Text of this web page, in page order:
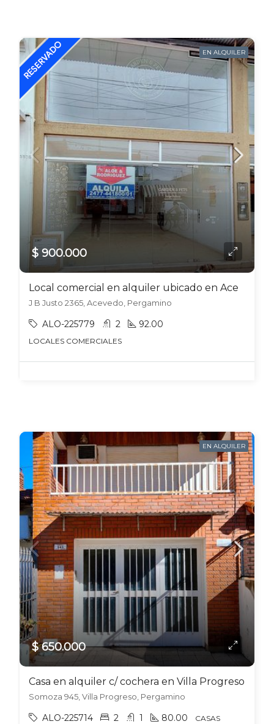
EN ALQUILER
$ 900.000
J B Justo 2365, Acevedo, Pergamino
ALO-225779 2 92.00
LOCALES COMERCIALES
EN ALQUILER
$ 650.000
Casa en alquiler c/ cochera en Villa Progreso
Somoza 945, Villa Progreso, Pergamino
ALO-225714 2 1 80.00 CASAS